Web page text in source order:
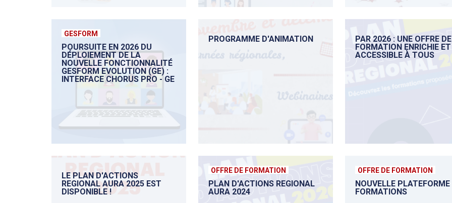
GESFORM
POURSUITE EN 2026 DU
DÉPLOIEMENT DE LA
NOUVELLE FONCTIONNALITÉ
GESFORM EVOLUTION (GE) :
INTERFACE CHORUS PRO - GE
PROGRAMME D'ANIMATION
PAR 2026 : UNE OFFRE DE
FORMATION ENRICHIE ET
ACCESSIBLE À TOUS
LE PLAN D'ACTIONS
REGIONAL AURA 2025 EST
DISPONIBLE !
OFFRE DE FORMATION
PLAN D'ACTIONS REGIONAL
AURA 2024
OFFRE DE FORMATION
NOUVELLE PLATEFORME
FORMATIONS